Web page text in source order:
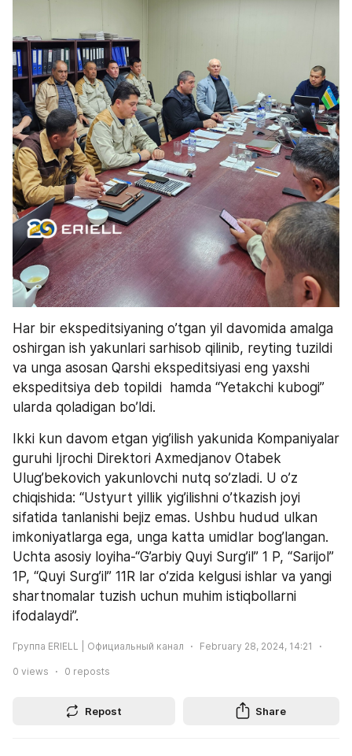
Har bir ekspeditsiyaning o’tgan yil davomida amalga
oshirgan ish yakunlari sarhisob qilinib, reyting tuzildi
va unga asosan Qarshi ekspeditsiyasi eng yaxshi
ekspeditsiya deb topildi  hamda “Yetakchi kubogi”
ularda qoladigan bo’ldi.
Ikki kun davom etgan yig’ilish yakunida Kompaniyalar
guruhi Ijrochi Direktori Axmedjanov Otabek
Ulug’bekovich yakunlovchi nutq so’zladi. U o’z
chiqishida: “Ustyurt yillik yig’ilishni o’tkazish joyi
sifatida tanlanishi bejiz emas. Ushbu hudud ulkan
imkoniyatlarga ega, unga katta umidlar bog’langan.
Uchta asosiy loyiha-“G’arbiy Quyi Surg’il” 1 P, “Sarijol”
1P, “Quyi Surg’il” 11R lar o’zida kelgusi ishlar va yangi
shartnomalar tuzish uchun muhim istiqbollarni
ifodalaydi”.
Группа ERIELL | Официальный канал February 28, 2024, 14:21
0 views 0 reposts
Repost Share